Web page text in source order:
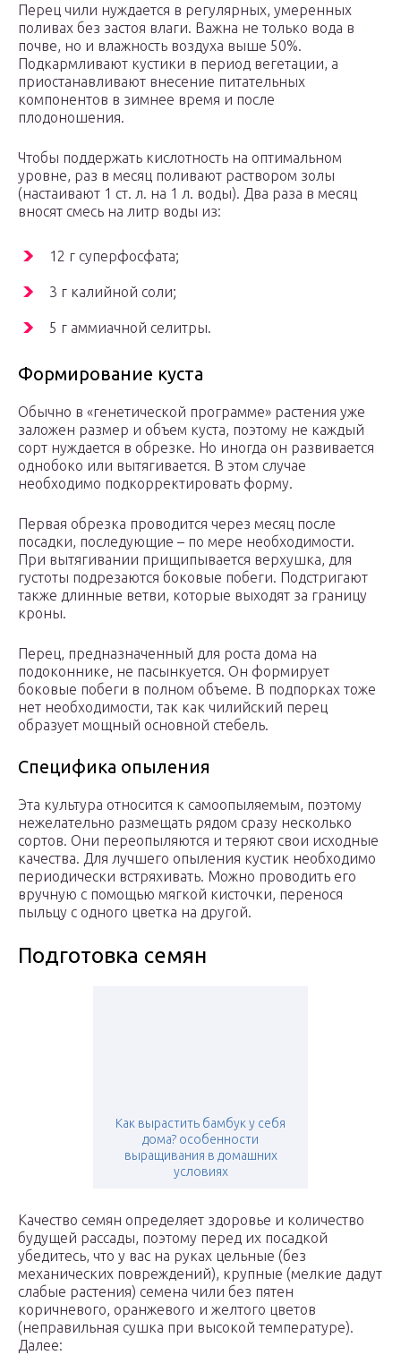
Перец чили нуждается в регулярных, умеренных
поливах без застоя влаги. Важна не только вода в
почве, но и влажность воздуха выше 50%.
Подкармливают кустики в период вегетации, а
приостанавливают внесение питательных
компонентов в зимнее время и после
плодоношения.
Чтобы поддержать кислотность на оптимальном
уровне, раз в месяц поливают раствором золы
(настаивают 1 ст. л. на 1 л. воды). Два раза в месяц
вносят смесь на литр воды из:
12 г суперфосфата;
3 г калийной соли;
5 г аммиачной селитры.
Формирование куста
Обычно в «генетической программе» растения уже
заложен размер и объем куста, поэтому не каждый
сорт нуждается в обрезке. Но иногда он развивается
однобоко или вытягивается. В этом случае
необходимо подкорректировать форму.
Первая обрезка проводится через месяц после
посадки, последующие – по мере необходимости.
При вытягивании прищипывается верхушка, для
густоты подрезаются боковые побеги. Подстригают
также длинные ветви, которые выходят за границу
кроны.
Перец, предназначенный для роста дома на
подоконнике, не пасынкуется. Он формирует
боковые побеги в полном объеме. В подпорках тоже
нет необходимости, так как чилийский перец
образует мощный основной стебель.
Специфика опыления
Эта культура относится к самоопыляемым, поэтому
нежелательно размещать рядом сразу несколько
сортов. Они переопыляются и теряют свои исходные
качества. Для лучшего опыления кустик необходимо
периодически встряхивать. Можно проводить его
вручную с помощью мягкой кисточки, перенося
пыльцу с одного цветка на другой.
Подготовка семян
Как вырастить бамбук у себя
дома? особенности
выращивания в домашних
условиях
Качество семян определяет здоровье и количество
будущей рассады, поэтому перед их посадкой
убедитесь, что у вас на руках цельные (без
механических повреждений), крупные (мелкие дадут
слабые растения) семена чили без пятен
коричневого, оранжевого и желтого цветов
(неправильная сушка при высокой температуре).
Далее: